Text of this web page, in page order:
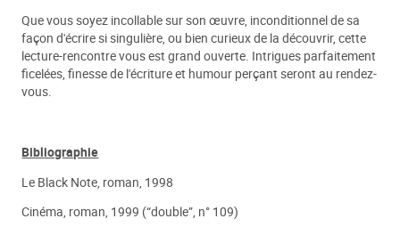
Que vous soyez incollable sur son œuvre, inconditionnel de sa
façon d'écrire si singulière, ou bien curieux de la découvrir, cette
lecture-rencontre vous est grand ouverte. Intrigues parfaitement
ficelées, finesse de l'écriture et humour perçant seront au rendez-
vous.
Bibliographie
Le Black Note, roman, 1998
Cinéma, roman, 1999 (“double”, n° 109)